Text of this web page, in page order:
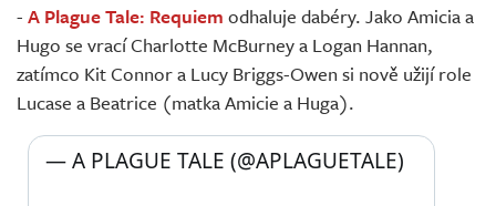
- A Plague Tale: Requiem odhaluje dabéry. Jako Amicia a
Hugo se vrací Charlotte McBurney a Logan Hannan,
zatímco Kit Connor a Lucy Briggs-Owen si nově užijí role
Lucase a Beatrice (matka Amicie a Huga).
— A PLAGUE TALE (@APLAGUETALE)